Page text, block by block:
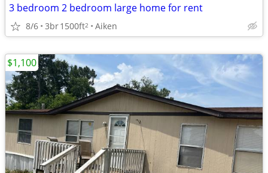
3 bedroom 2 bedroom large home for rent
8/6 3br1500ft2 Aiken
$1,100